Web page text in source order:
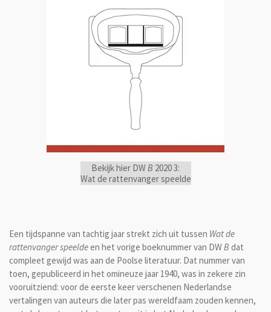
Bekijk hier DWB 2020 3:
Wat de rattenvanger speelde
Een tijdspanne van tachtig jaar strekt zich uit tussen Wat de
rattenvanger speeldeen het vorige boeknummer van DWB dat
compleet gewijd was aan de Poolse literatuur. Dat nummer van
toen, gepubliceerd in het omineuze jaar 1940, was in zekere zin
vooruitziend: voor de eerste keer verschenen Nederlandse
vertalingen van auteurs die later pas wereldfaam zouden kennen,